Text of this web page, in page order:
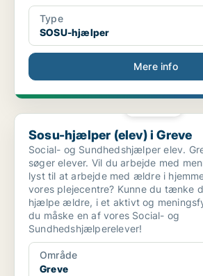
Type
SOSU-hjælper
Mere info
Sosu-hjælper (elev) i Greve
Sosu-hjælper (elev) i Greve
Social- og Sundhedshjælper elev.
søger elever. Vil du arbejde med
lyst til at arbejde med ældre i
vores plejecentre? Kunne du tænke
hjælpe ældre, i et aktivt og
du måske en af vores Social- og
Sundhedshjælperelever!
Område
Greve